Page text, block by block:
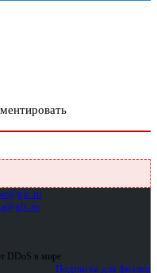
DDoS в мире
Подписка для физлиц